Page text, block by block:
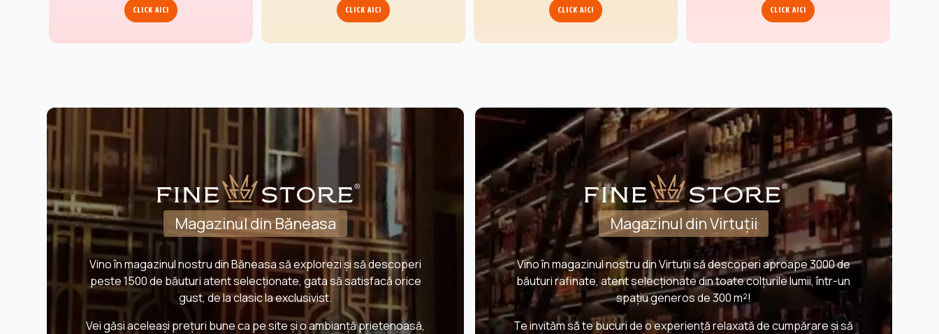
CLICK AICI CLICK AICI CLICK AICI CLICK AICI
Magazinul din Băneasa
Vino în magazinul nostru din Băneasa să explorezi și să descoperi
peste 1500 de băuturi atent selecționate, gata să satisfacă orice
gust, de la clasic la exclusivist.
Vei găsi aceleași prețuri bune ca pe site și o ambianță prietenoasă,
Magazinul din Virtuții
Vino în magazinul nostru din Virtuții să descoperi aproape 3000 de
băuturi rafinate, atent selecționate din toate colțurile lumii, într-un
spațiu generos de 300 m²!
Te invităm să te bucuri de o experiență relaxată de cumpărare și să